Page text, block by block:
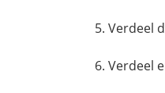
Verdeel
Verdeel